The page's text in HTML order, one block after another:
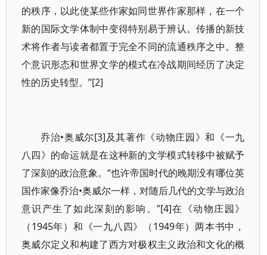
的秩序，以此使某些作家如同世界作家那样，在一个
新的国际文学体制中变得特别易于辨认。传播的新技
术将作者与读者都置于完全不同的流通秩序之中。整
个意识形态和世界文学的模式在冷战期间经历了决定
性的历史转型。”[2]
乔治•奥威尔[3]及其著作《动物庄园》和《一九
八四》的命运就是在这种新的文学模式转移中被赋予
了深刻的政治意象。“也许帝国时代的晚期没有哪位英
国作家像乔治•奥威尔一样，对随后几代的文学与政治
意识产生了如此深刻的影响。”[4]在《动物庄园》
（1945年）和《一九八四》（1949年）两本书中，
奥威尔定义和构建了西方对极权主义政治和文化的概